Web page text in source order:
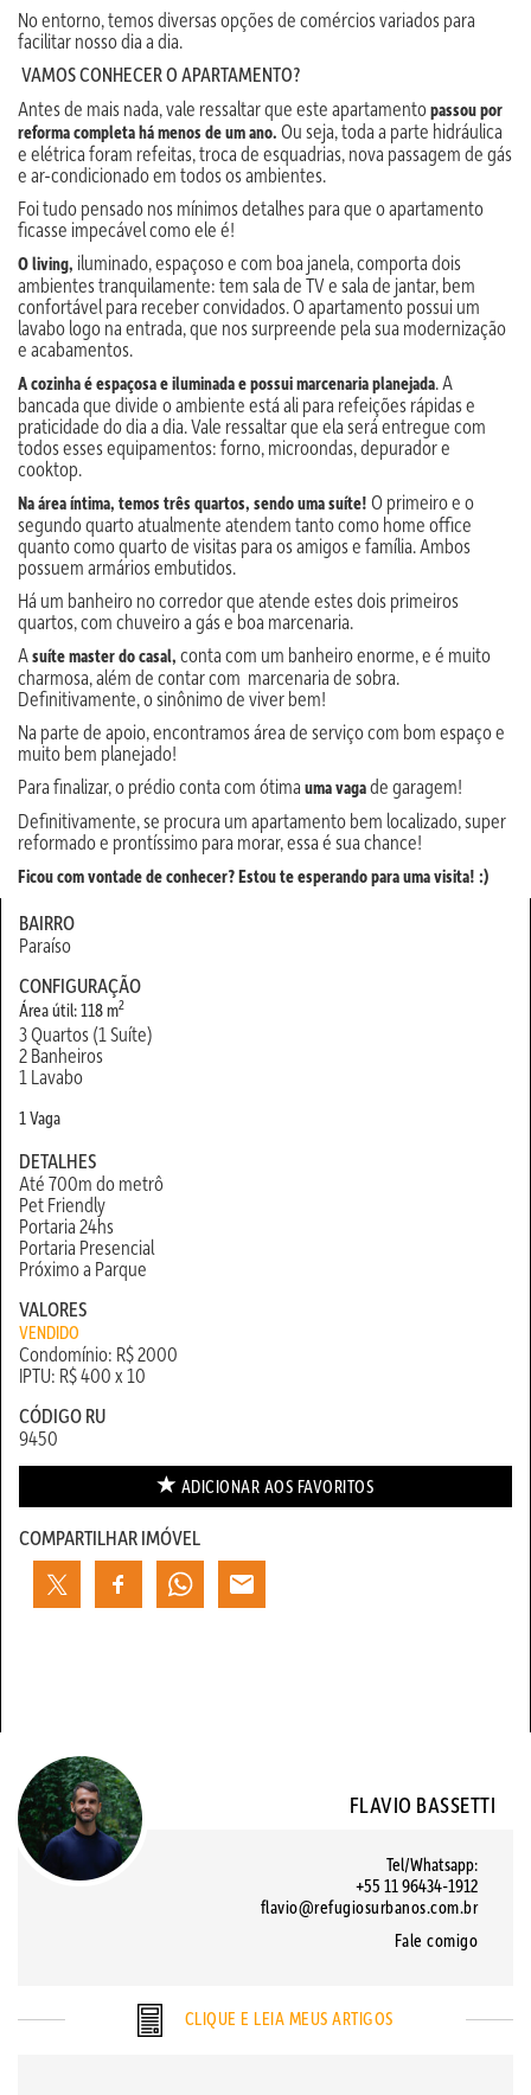
No entorno, temos diversas opções de comércios variados para
facilitar nosso dia a dia.
VAMOS CONHECER O APARTAMENTO?
Antes de mais nada, vale ressaltar que este apartamentopassou por
reforma completa há menos de um ano. Ou seja, toda a parte hidráulica
e elétrica foram refeitas, troca de esquadrias, nova passagem de gás
e ar-condicionado em todos os ambientes.
Foi tudo pensado nos mínimos detalhes para que o apartamento
ficasse impecável como ele é!
O living, iluminado, espaçoso e com boa janela, comporta dois
ambientes tranquilamente: tem sala de TV e sala de jantar, bem
confortável para receber convidados. O apartamento possui um
lavabo logo na entrada, que nos surpreende pela sua modernização
e acabamentos.
A cozinha é espaçosa e iluminada e possui marcenaria planejada. A
bancada que divide o ambiente está ali para refeições rápidas e
praticidade do dia a dia. Vale ressaltar que ela será entregue com
todos esses equipamentos: forno, microondas, depurador e
cooktop.
Na área íntima, temos três quartos, sendo uma suíte! O primeiro e o
segundo quarto atualmente atendem tanto como home office
quanto como quarto de visitas para os amigos e família. Ambos
possuem armários embutidos.
Há um banheiro no corredor que atende estes dois primeiros
quartos, com chuveiro a gás e boa marcenaria.
Asuíte master do casal, conta com um banheiro enorme, e é muito
charmosa, além de contar com marcenaria de sobra.
Definitivamente, o sinônimo de viver bem!
Na parte de apoio, encontramos área de serviço com bom espaço e
muito bem planejado!
Para finalizar, o prédio conta com ótima uma vagade garagem!
Definitivamente, se procura um apartamento bem localizado, super
reformado e prontíssimo para morar, essa é sua chance!
Ficou com vontade de conhecer? Estou te esperando para uma visita! :)
BAIRRO
Paraíso
CONFIGURAÇÃO
Área útil: 118 m2
3 Quartos (1 Suíte)
2 Banheiros
1 Lavabo
1 Vaga
DETALHES
Até 700m do metrô
Pet Friendly
Portaria 24hs
Portaria Presencial
Próximo a Parque
VALORES
VENDIDO
Condomínio: R$ 2000
IPTU: R$ 400 x 10
CÓDIGO RU
9450
ADICIONAR AOS FAVORITOS
COMPARTILHAR IMÓVEL
FLAVIO BASSETTI
Tel/Whatsapp:
+55 11 96434-1912
flavio@refugiosurbanos.com.br
Fale comigo
CLIQUE E LEIA MEUS ARTIGOS